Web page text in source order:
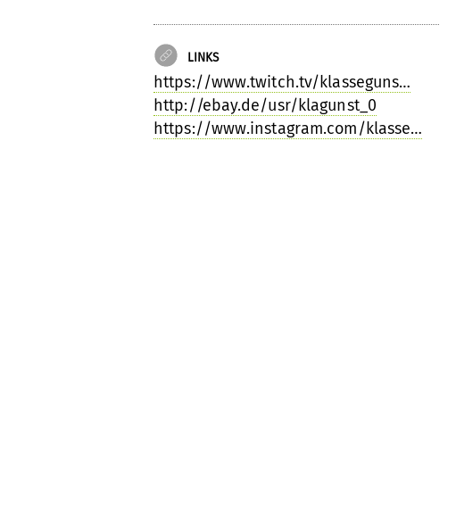
LINKS
https://www.twitch.tv/klasseguns…
http://ebay.de/usr/klagunst_0
https://www.instagram.com/klasse…